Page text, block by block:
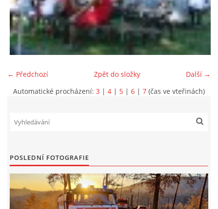
← Předchozí Další →
Zpět do složky
Automatické procházení: 3 | 4 | 5 | 6 | 7 (čas ve vteřinách)
POSLEDNÍ FOTOGRAFIE